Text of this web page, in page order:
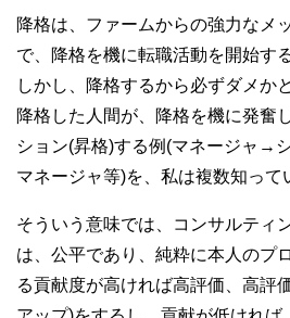
降格は、ファームからの強力なメ
で、降格を機に転職活動を開始す
しかし、降格するから必ずダメか
降格した人間が、降格を機に発奮
ション(昇格)する例(マネージャ→
マネージャ等)を、私は複数知って
そういう意味では、コンサルティ
は、公平であり、純粋に本人のプ
る貢献度が高ければ高評価、高評